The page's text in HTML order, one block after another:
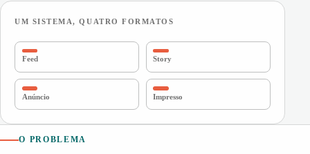
UM SISTEMA, QUATRO FORMATOS
Feed Story
Anúncio Impresso
O PROBLEMA